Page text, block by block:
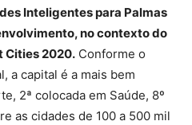
Inteligentes para Palmas
no contexto do
Cities 2020. Conforme o
a capital é a mais bem
2ª colocada em Saúde, 8º
as cidades de 100 a 500 mil